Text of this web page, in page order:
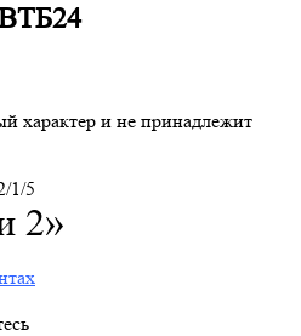
характер и не принадлежит
1/5
2»